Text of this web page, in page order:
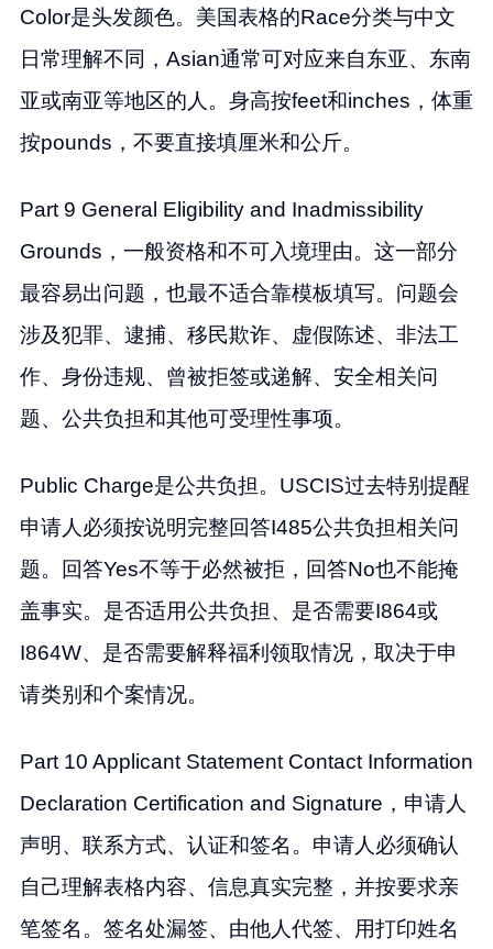
Color是头发颜色。美国表格的Race分类与中文
日常理解不同，Asian通常可对应来自东亚、东南
亚或南亚等地区的人。身高按feet和inches，体重
按pounds，不要直接填厘米和公斤。
Part 9 General Eligibility and Inadmissibility
Grounds，一般资格和不可入境理由。这一部分
最容易出问题，也最不适合靠模板填写。问题会
涉及犯罪、逮捕、移民欺诈、虚假陈述、非法工
作、身份违规、曾被拒签或递解、安全相关问
题、公共负担和其他可受理性事项。
Public Charge是公共负担。USCIS过去特别提醒
申请人必须按说明完整回答I485公共负担相关问
题。回答Yes不等于必然被拒，回答No也不能掩
盖事实。是否适用公共负担、是否需要I864或
I864W、是否需要解释福利领取情况，取决于申
请类别和个案情况。
Part 10 Applicant Statement Contact Information
Declaration Certification and Signature，申请人
声明、联系方式、认证和签名。申请人必须确认
自己理解表格内容、信息真实完整，并按要求亲
笔签名。签名处漏签、由他人代签、用打印姓名